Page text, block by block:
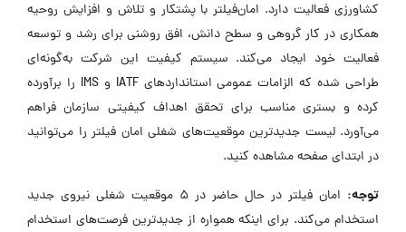
کشاورزی فعالیت دارد. امان‌فیلتر با پشتکار و تلاش و افزایش روحیه
همکاری در کار گروهی و سطح دانش، افق روشنی برای رشد و توسعه
فعالیت خود ایجاد می‌کند. سیستم کیفیت این شرکت به‌گونه‌ای
طراحی شده که الزامات عمومی استانداردهای IATF و IMS را برآورده
کرده و بستری مناسب برای تحقق اهداف کیفیتی سازمان فراهم
می‌آورد. لیست جدیدترین موقعیت‌های شغلی امان فیلتر را می‌توانید
در ابتدای صفحه مشاهده کنید.
توجه:
امان فیلتر در حال حاضر در ۵ موقعیت شغلی نیروی جدید
استخدام می‌کند. برای اینکه همواره از جدیدترین فرصت‌های استخدام